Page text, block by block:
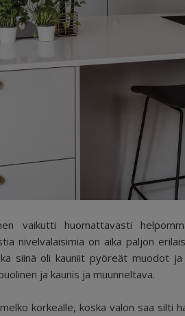
vaikutti huomattavasti
nivelvalaisimia on aika paljon
siinä oli kauniit pyöreät muodot
ja kaunis ja muunneltava.
korkealle, koska valon saa silti